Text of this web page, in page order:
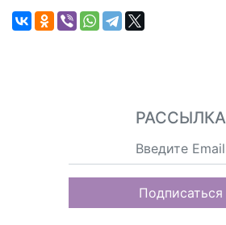
РАССЫЛКА
Подписаться